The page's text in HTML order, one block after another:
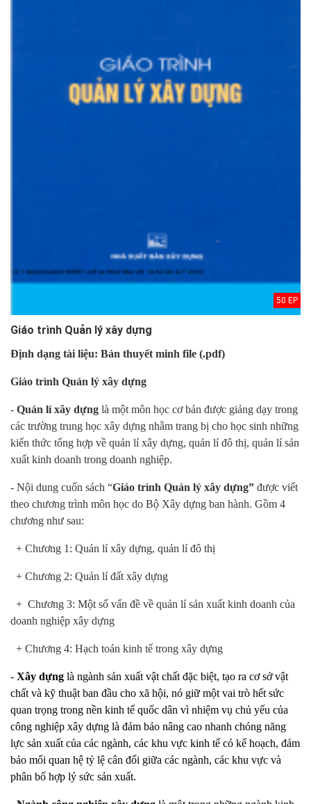
50 EP
Giáo trình Quản lý xây dựng
Định dạng tài liệu: Bản thuyết minh file (.pdf)
Giáo trình Quản lý xây dựng
- Quản lí xây dựng là một môn học cơ bản được giảng dạy trong
các trường trung học xây dựng nhằm trang bị cho học sinh những
kiến thức tổng hợp về quản lí xây dựng, quản lí đô thị, quản lí sản
xuất kinh doanh trong doanh nghiệp.
- Nội dung cuốn sách “Giáo trình Quản lý xây dựng” được viết
theo chương trình môn học do Bộ Xây dựng ban hành. Gồm 4
chương như sau:
+ Chương 1: Quản lí xây dựng, quản lí đô thị
+ Chương 2: Quản lí đất xây dựng
+ Chương 3: Một số vấn đề về quản lí sản xuất kinh doanh của
doanh nghiệp xây dựng
+ Chương 4: Hạch toán kinh tế trong xây dựng
- Xây dựng là ngành sản xuất vật chất đặc biệt, tạo ra cơ sở vật
chất và kỹ thuật ban đầu cho xã hội, nó giữ một vai trò hết sức
quan trọng trong nền kinh tế quốc dân vì nhiệm vụ chủ yếu của
công nghiệp xây dựng là đảm bảo nâng cao nhanh chóng năng
lực sản xuất của các ngành, các khu vực kinh tế có kế hoạch, đảm
bảo mối quan hệ tỷ lệ cân đối giữa các ngành, các khu vực và
phân bố hợp lý sức sản xuất.